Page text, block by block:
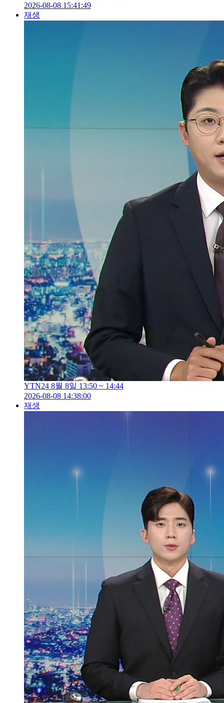
2026-08-08 15:41:49
재생
YTN24 8월 8일 13:50 ~ 14:44
2026-08-08 14:38:00
재생